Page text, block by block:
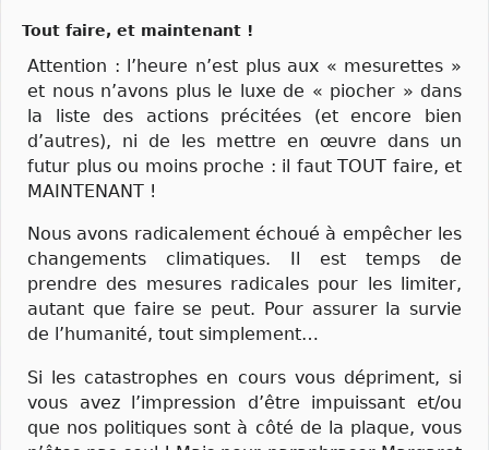
Tout faire, et maintenant !
Attention : l’heure n’est plus aux « mesurettes »
et nous n’avons plus le luxe de « piocher » dans
la liste des actions précitées (et encore bien
d’autres), ni de les mettre en œuvre dans un
futur plus ou moins proche : il faut TOUT faire, et
MAINTENANT !
Nous avons radicalement échoué à empêcher les
changements climatiques. Il est temps de
prendre des mesures radicales pour les limiter,
autant que faire se peut. Pour assurer la survie
de l’humanité, tout simplement…
Si les catastrophes en cours vous dépriment, si
vous avez l’impression d’être impuissant et/ou
que nos politiques sont à côté de la plaque, vous